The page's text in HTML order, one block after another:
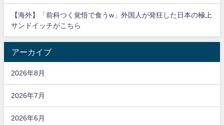
【海外】「前科つく覚悟で食うw」外国人が発狂した日本の極上
サンドイッチがこちら
アーカイブ
2026年8月
2026年7月
2026年6月